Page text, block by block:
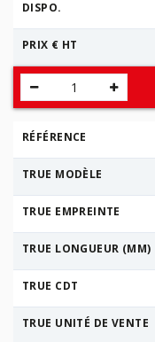
DISPO.
PRIX € HT
RÉFÉRENCE
TRUE MODÈLE
TRUE EMPREINTE
TRUE LONGUEUR (MM)
TRUE CDT
TRUE UNITÉ DE VENTE